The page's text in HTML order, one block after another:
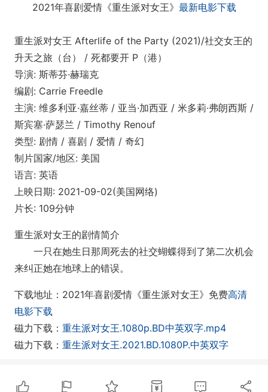
2021年喜剧爱情《重生派对女王》 最新电影下载
重生派对女王 Afterlife of the Party (2021)/社交女王的
升天之旅（台） / 死都要开 P（港）
导演: 斯蒂芬·赫瑞克
编剧: Carrie Freedle
主演: 维多利亚·嘉丝蒂 / 亚当·加西亚 / 米多莉·弗朗西斯 /
斯宾塞·萨瑟兰 / Timothy Renouf
类型: 剧情 / 喜剧 / 爱情 / 奇幻
制片国家/地区: 美国
语言: 英语
上映日期: 2021-09-02(美国网络)
片长: 109分钟
重生派对女王的剧情简介
一只在她生日那周死去的社交蝴蝶得到了第二次机会
来纠正她在地球上的错误。
下载地址：2021年喜剧爱情《重生派对女王》免费高清
电影下载
磁力下载： 重生派对女王.1080p.BD中英双字.mp4
磁力下载： 重生派对女王.2021.BD.1080P.中英双字